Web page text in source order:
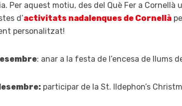
Per aquest motiu, des del Què Fer a Cornellà
d’activitats nadalenques de Cornellà
personalitzat!
: anar a la festa de l’encesa de llums
participar de la St. Ildephon’s